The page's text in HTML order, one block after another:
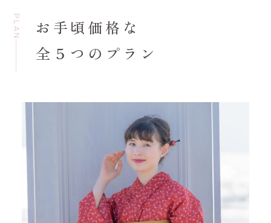
PLAN
お手頃価格な
全５つのプラン